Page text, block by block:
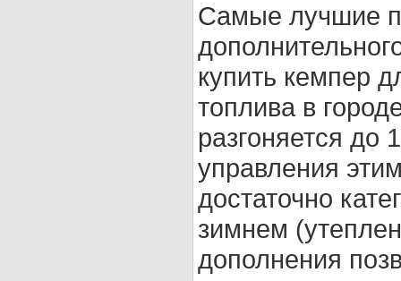
Самые лучшие
купить кемпер
топлива в
разгоняется до
управления
достаточно
зимнем
дополнения